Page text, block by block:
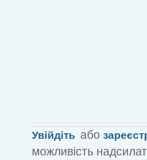
Увійдіть або
можливість